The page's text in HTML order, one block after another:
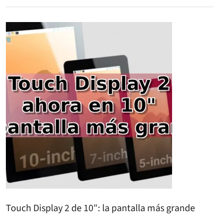
Touch Display 2 de 10″: la pantalla más grande